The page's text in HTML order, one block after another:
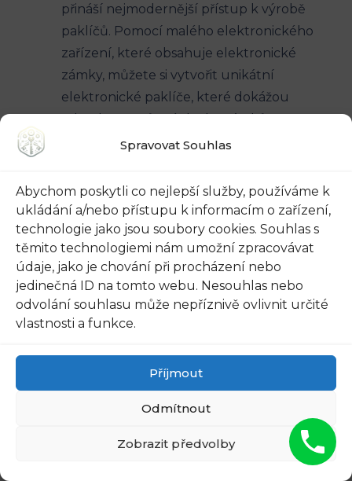
Spravovat Souhlas
Abychom poskytli co nejlepší služby, používáme k
ukládání a/nebo přístupu k informacím o zařízení,
technologie jako jsou soubory cookies. Souhlas s
těmito technologiemi nám umožní zpracovávat
údaje, jako je chování při procházení nebo
jedinečná ID na tomto webu. Nesouhlas nebo
odvolání souhlasu může nepříznivě ovlivnit určité
vlastnosti a funkce.
Příjmout
Odmítnout
Zobrazit předvolby
přináší nejmodernější přístup k výrobě
paklíčů. Pomocí malého elektronického
zařízení, které obsahuje elektronické
zámky, můžete si vytvořit unikátní
elektronické paklíče, které dokážou
odemknout různé druhy zámků. Tato
technologie je stále ve vývoji, ale nabízí
nepředstavitelné. Jako kutilové se můžete
vydat do světa elektroniky a vytvořit si svůj
vlastní unikátní elektronický paklíč.
Pamatujte, že výroba paklíčů je legální, pokud
jejich použití je v souladu s platnými zákony a s
vaší činností. Je důležité dodržovat zákonné
nelegálním aktivitám. Buďte kreativní a s chutí
se pusťte do výroby vlastních paklíčů!